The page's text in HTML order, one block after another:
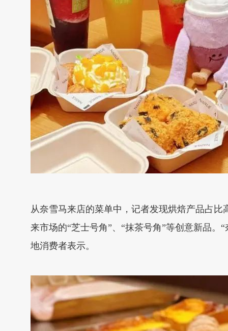
从奈雪马来店的菜单中，记者发现烘焙产品占比
来市场的“芝士号角”、“抹茶号角”等创意新品
地消费者表示。